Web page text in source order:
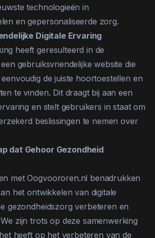
technologieën in
en gepersonaliseerde zorg.
Digitale Ervaring
heeft geresulteerd in de
gebruiksvriendelijke website die
de juiste hoortoestellen en
te vinden. Dit draagt bij aan een
en stelt gebruikers in staat om
beslissingen te nemen over
dat Gehoor Gezondheid
met Oogvoororen.nl benadrukken
het ontwikkelen van digitale
gezondheidszorg verbeteren en
zijn trots op deze samenwerking
heeft op het verbeteren van de